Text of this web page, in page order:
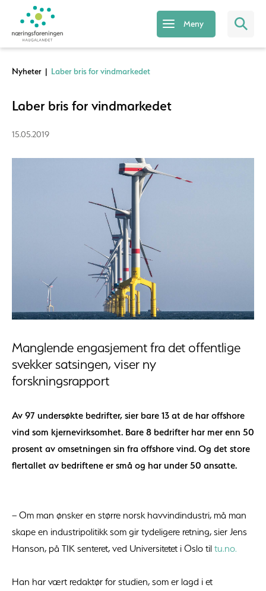
Meny
Nyheter | Laber bris for vindmarkedet
Laber bris for vindmarkedet
15.05.2019
Manglende engasjement fra det offentlige
svekker satsingen, viser ny
forskningsrapport
Av 97 undersøkte bedrifter, sier bare 13 at de har offshore
vind som kjernevirksomhet. Bare 8 bedrifter har mer enn 50
prosent av omsetningen sin fra offshore vind. Og det store
flertallet av bedriftene er små og har under 50 ansatte.
– Om man ønsker en større norsk havvindindustri, må man
skape en industripolitikk som gir tydeligere retning, sier Jens
Hanson, på TIK senteret, ved Universitetet i Oslo til tu.no.
Han har vært redaktør for studien, som er lagd i et